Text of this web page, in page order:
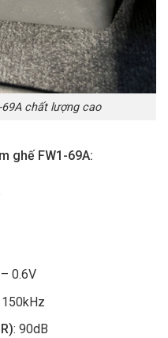
chất lượng cao
ghế FW1-69A:
0.6V
: 90dB